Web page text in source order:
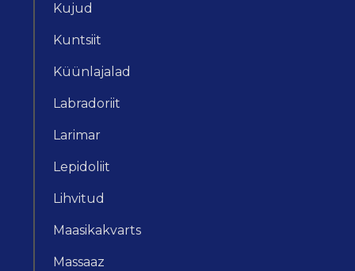
Kujud
Kuntsiit
Küünlajalad
Labradoriit
Larimar
Lepidoliit
Lihvitud
Maasikakvarts
Massaaz